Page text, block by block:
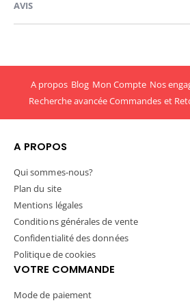
AVIS
A propos Blog Mon Compte Nos
Recherche avancéeCommandes et
A PROPOS
Qui sommes-nous?
Plan du site
Mentions légales
Conditions générales de vente
Confidentialité des données
Politique de cookies
VOTRE COMMANDE
Mode de paiement